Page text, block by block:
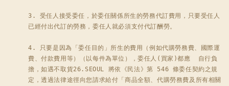
3. 受任人接受委任，於委任關係所生的勞務代訂費用，只要受任人
已經付出代訂的勞務，委任人就必須支付代訂酬勞。
4. 只要是因為「委任目的」所生的費用（例如代購勞務費、國際運
費、付款費用等）（以每件為單位），委任人(買家)都應  自行負
擔，如遇不取貨26.SEOUL 將依《民法》第 546 條委任契約之規
定，透過法律途徑向您請求給付「商品全額、代購勞務費及所有相關